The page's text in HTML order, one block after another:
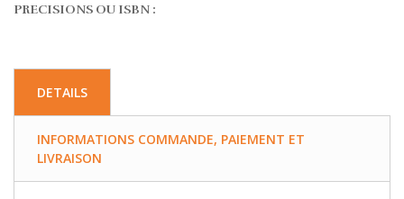
PRECISIONS OU ISBN :
DETAILS
INFORMATIONS COMMANDE, PAIEMENT ET
LIVRAISON